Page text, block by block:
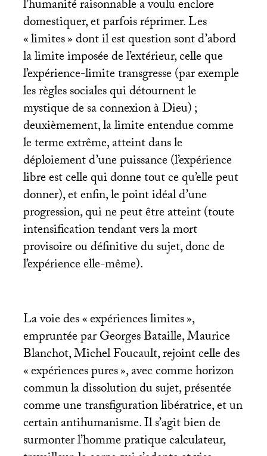
l’humanité raisonnable a voulu enclore
domestiquer, et parfois réprimer. Les
«limites» dont il est question sont d’abord
la limite imposée de l’extérieur, celle que
l’expérience-limite transgresse (par exemple
les règles sociales qui détournent le
mystique de sa connexion à Dieu);
deuxièmement, la limite entendue comme
le terme extrême, atteint dans le
déploiement d’une puissance (l’expérience
libre est celle qui donne tout ce qu’elle peut
donner), et enfin, le point idéal d’une
progression, qui ne peut être atteint (toute
intensification tendant vers la mort
provisoire ou définitive du sujet, donc de
l’expérience elle-même).
La voie des «expériences limites»,
empruntée par Georges Bataille, Maurice
Blanchot, Michel Foucault, rejoint celle des
«expériences pures», avec comme horizon
commun la dissolution du sujet, présentée
comme une transfiguration libératrice, et un
certain antihumanisme. Il s’agit bien de
surmonter l’homme pratique calculateur,